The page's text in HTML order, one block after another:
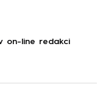
on-line redakci